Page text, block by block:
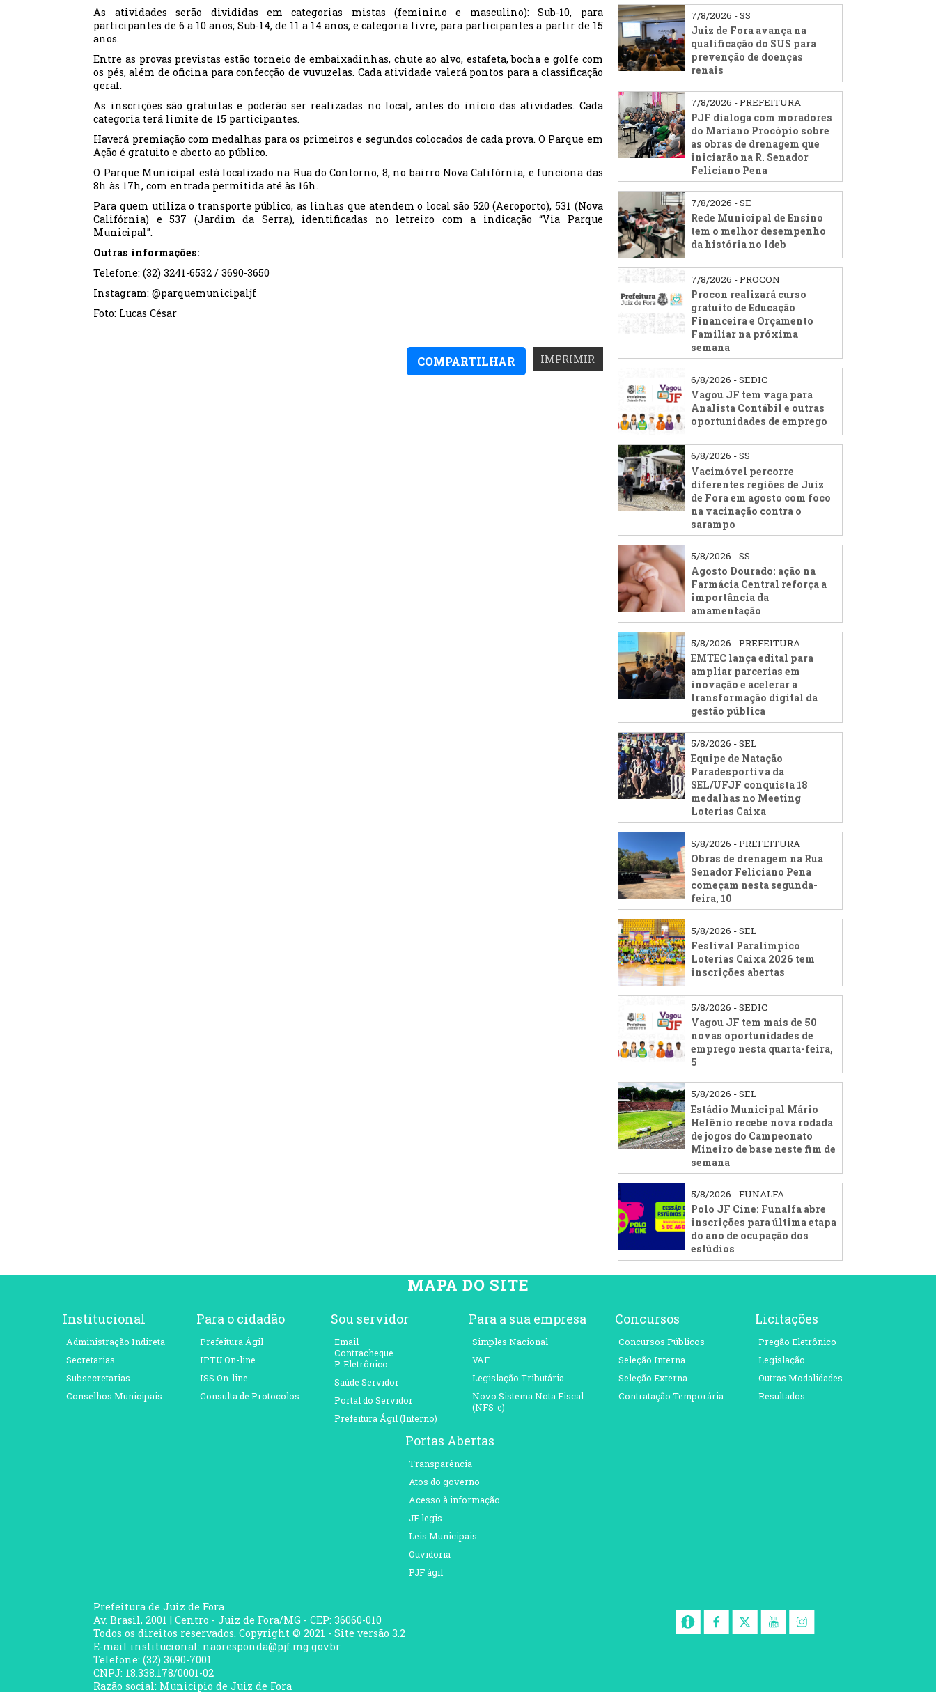
As atividades serão divididas em categorias mistas (feminino e masculino): Sub-10, para
participantes de 6 a 10 anos; Sub-14, de 11 a 14 anos; e categoria livre, para participantes a partir de 15
anos.
Entre as provas previstas estão torneio de embaixadinhas, chute ao alvo, estafeta, bocha e golfe com
os pés, além de oficina para confecção de vuvuzelas. Cada atividade valerá pontos para a classificação
geral.
As inscrições são gratuitas e poderão ser realizadas no local, antes do início das atividades. Cada
categoria terá limite de 15 participantes.
Haverá premiação com medalhas para os primeiros e segundos colocados de cada prova. O Parque em
Ação é gratuito e aberto ao público.
O Parque Municipal está localizado na Rua do Contorno, 8, no bairro Nova Califórnia, e funciona das
8h às 17h, com entrada permitida até às 16h.
Para quem utiliza o transporte público, as linhas que atendem o local são 520 (Aeroporto), 531 (Nova
Califórnia) e 537 (Jardim da Serra), identificadas no letreiro com a indicação “Via Parque
Municipal”.
Outras informações:
Telefone: (32) 3241-6532 / 3690-3650
Instagram: @parquemunicipaljf
Foto: Lucas César
IMPRIMIR
COMPARTILHAR
7/8/2026 - SS
Juiz de Fora avança na
qualificação do SUS para
prevenção de doenças
renais
7/8/2026 - PREFEITURA
PJF dialoga com moradores
do Mariano Procópio sobre
as obras de drenagem que
iniciarão na R. Senador
Feliciano Pena
7/8/2026 - SE
Rede Municipal de Ensino
tem o melhor desempenho
da história no Ideb
7/8/2026 - PROCON
Procon realizará curso
gratuito de Educação
Financeira e Orçamento
Familiar na próxima
semana
6/8/2026 - SEDIC
Vagou JF tem vaga para
Analista Contábil e outras
oportunidades de emprego
6/8/2026 - SS
Vacimóvel percorre
diferentes regiões de Juiz
de Fora em agosto com foco
na vacinação contra o
sarampo
5/8/2026 - SS
Agosto Dourado: ação na
Farmácia Central reforça a
importância da
amamentação
5/8/2026 - PREFEITURA
EMTEC lança edital para
ampliar parcerias em
inovação e acelerar a
transformação digital da
gestão pública
5/8/2026 - SEL
Equipe de Natação
Paradesportiva da
SEL/UFJF conquista 18
medalhas no Meeting
Loterias Caixa
5/8/2026 - PREFEITURA
Obras de drenagem na Rua
Senador Feliciano Pena
começam nesta segunda-
feira, 10
5/8/2026 - SEL
Festival Paralímpico
Loterias Caixa 2026 tem
inscrições abertas
5/8/2026 - SEDIC
Vagou JF tem mais de 50
novas oportunidades de
emprego nesta quarta-feira,
5
5/8/2026 - SEL
Estádio Municipal Mário
Helênio recebe nova rodada
de jogos do Campeonato
Mineiro de base neste fim de
semana
5/8/2026 - FUNALFA
Polo JF Cine: Funalfa abre
inscrições para última etapa
do ano de ocupação dos
estúdios
MAPA DO SITE
Institucional
Administração Indireta
Secretarias
Subsecretarias
Conselhos Municipais
Para o cidadão
Prefeitura Ágil
IPTU On-line
ISS On-line
Consulta de Protocolos
Sou servidor
Email
Contracheque
P. Eletrônico
Saúde Servidor
Portal do Servidor
Prefeitura Ágil (Interno)
Para a sua empresa
Simples Nacional
VAF
Legislação Tributária
Novo Sistema Nota Fiscal
(NFS-e)
Concursos
Concursos Públicos
Seleção Interna
Seleção Externa
Contratação Temporária
Licitações
Pregão Eletrônico
Legislação
Outras Modalidades
Resultados
Portas Abertas
Transparência
Atos do governo
Acesso à informação
JF legis
Leis Municipais
Ouvidoria
PJF ágil
Prefeitura de Juiz de Fora
Av. Brasil, 2001 | Centro - Juiz de Fora/MG - CEP: 36060-010
Todos os direitos reservados. Copyright © 2021 - Site versão 3.2
E-mail institucional: naoresponda@pjf.mg.gov.br
Telefone: (32) 3690-7001
CNPJ: 18.338.178/0001-02
Razão social: Municipio de Juiz de Fora